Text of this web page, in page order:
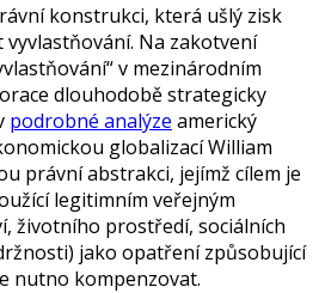
konstrukci, která ušlý zisk
Na zakotvení
v mezinárodním
dlouhodobě strategicky
podrobné analýze americký
globalizací William
právní abstrakci, jejímž cílem je
legitimním veřejným
životního prostředí, sociálních
jako opatření způsobující
nutno kompenzovat.